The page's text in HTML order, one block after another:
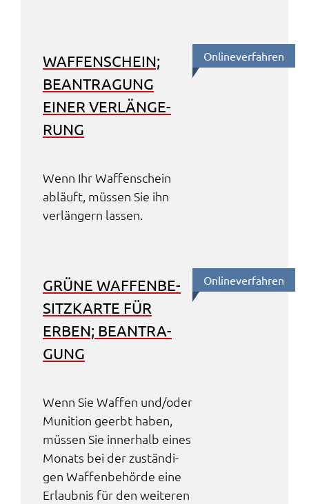
WAFFEN­SCHEIN;
BEAN­TRA­GUNG
EINER VERLÄN­GE­
RUNG
Wenn Ihr Waffen­schein
abläuft, müssen Sie ihn
verlän­gern lassen.
Online­ver­fah­ren
GRÜNE WAFFEN­BE­
SITZ­KAR­TE FÜR
ERBEN; BEAN­TRA­
GUNG
Wenn Sie Waffen und/oder
Muni­ti­on geerbt haben,
müssen Sie inner­halb eines
Monats bei der zustän­di­
gen Waffen­be­hör­de eine
Erlaub­nis für den weite­ren
Online­ver­fah­ren